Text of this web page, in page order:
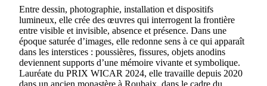
Entre dessin, photographie, installation et dispositifs
lumineux, elle crée des œuvres qui interrogent la frontière
entre visible et invisible, absence et présence. Dans une
époque saturée d’images, elle redonne sens à ce qui apparaît
dans les interstices : poussières, fissures, objets anodins
deviennent supports d’une mémoire vivante et symbolique.
Lauréate du PRIX WICAR 2024, elle travaille depuis 2020
dans un ancien monastère à Roubaix, dans le cadre du